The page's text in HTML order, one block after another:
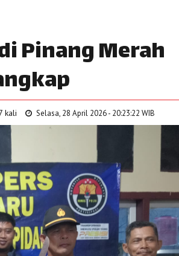
Pinang Merah
kali Selasa, 28 April 2026 - 20:23:22 WIB